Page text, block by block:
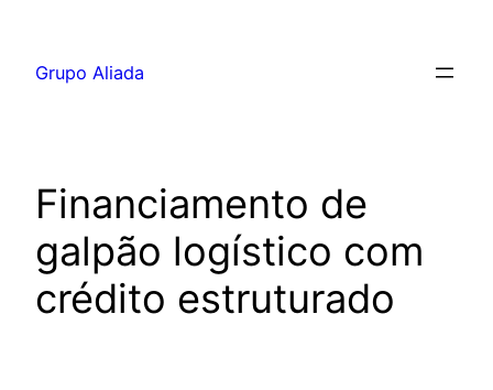
Grupo Aliada
Financiamento de
galpão logístico com
crédito estruturado